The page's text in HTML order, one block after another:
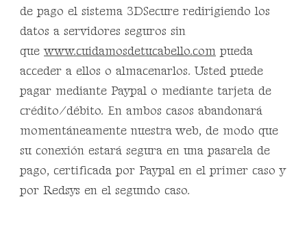
de pago el sistema 3DSecure redirigiendo los
datos a servidores seguros sin
quewww.cuidamosdetucabello.com pueda
acceder a ellos o almacenarlos. Usted puede
pagar mediante Paypal o mediante tarjeta de
crédito/débito. En ambos casos abandonará
momentáneamente nuestra web, de modo que
su conexión estará segura en una pasarela de
pago, certificada por Paypal en el primer caso y
por Redsys en el segundo caso.